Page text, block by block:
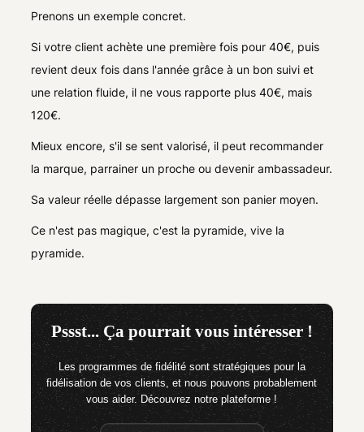
Prenons un exemple concret.
Si votre client achète une première fois pour 40€, puis
revient deux fois dans l'année grâce à un bon suivi et
une relation fluide, il ne vous rapporte plus 40€, mais
120€.
Mieux encore, s'il se sent valorisé, il peut recommander
la marque, parrainer un proche ou devenir ambassadeur.
Sa valeur réelle dépasse largement son panier moyen.
Ce n'est pas magique, c'est la pyramide, vive la
pyramide.
Pssst... Ça pourrait vous intéresser !
Les programmes de fidélité sont stratégiques pour la
fidélisation de vos clients, et nous pouvons probablement
vous aider. Découvrez notre plateforme !